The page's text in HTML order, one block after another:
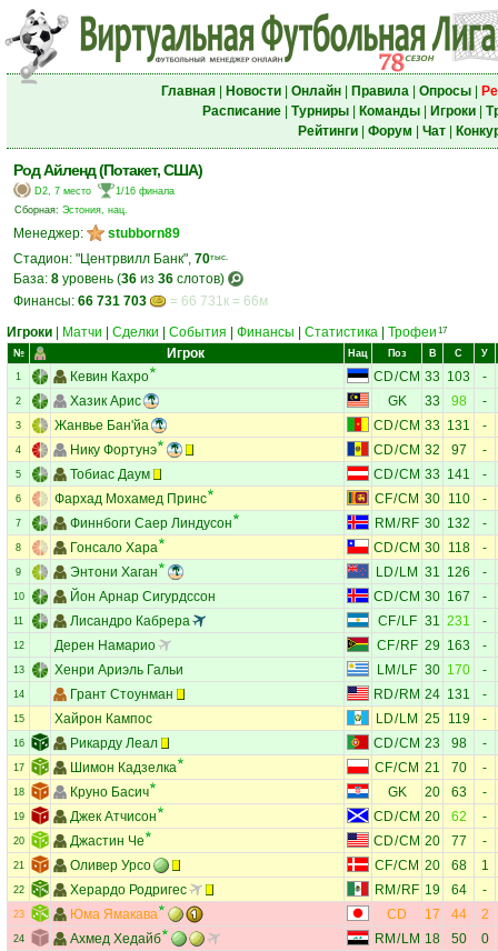
Главная| Новости| Онлайн| Правила| Опросы|
Расписание| Турниры| Команды| Игроки|
Рейтинги| Форум Чат|
Род Айленд (Потакет, США)
D2, 7 место
1/16 финала
Сборная: Эстония, нац.
Менеджер:
stubborn89
Стадион: "Центрвилл Банк", 70тыс.
База: 8 уровень (36 из 36 слотов)
Финансы: 66 731 703
= 66 731к = 66м
Игроки
Матчи Сделки События Финансы Статистика Трофеи 17
№ Игрок Нац Поз В С У
1 Кевин Кахро CD/CM 33 103 -
2 Хазик Арис GK 33 98 -
3 Жанвье Бан'йа CD/CM 33 131 -
4 Нику Фортунэ CD/CM 32 97 -
5 Тобиас Даум CD/CM 33 141 -
6 Фархад Мохамед Принс CF/CM 30 110 -
7 Финнбоги Саер Линдусон RM / RF 30 132 -
8 Гонсало Хара CD/CM 30 118 -
9 Энтони Хаган LD/ LM 31 126 -
10 Йон Арнар Сигурдссон CD/CM 30 167 -
11 Лисандро Кабрера CF/LF 31 231 -
12 Дерен Намарио CF/RF 29 163 -
13 Хенри Ариэль Гальи LM / LF 30 170 -
14 Грант Стоунман RD/ RM 24 131 -
15 Хайрон Кампос LD/ LM 25 119 -
16 Рикарду Леал CD/CM 23 98 -
17 Шимон Кадзелка CF/CM 21 70 -
18 Круно Басич GK 20 63 -
19 Джек Атчисон CD/CM 20 62 -
20 Джастин Че CD/CM 20 77 -
21 Оливер Урсо CF/CM 20 68 1
22 Херардо Родригес RM / RF 19 64 -
23 Юма Ямакава CD 17 44 2
24 Ахмед Хедайб RM /LM 18 50 0